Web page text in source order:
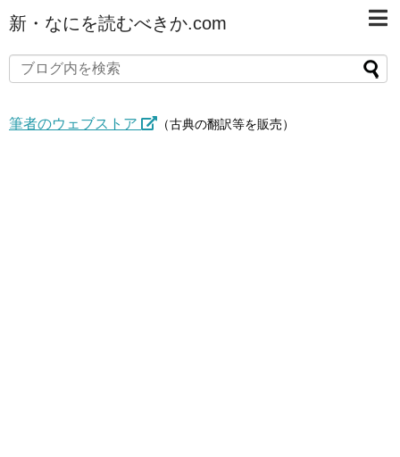
新・なにを読むべきか.com
筆者のウェブストア （古典の翻訳等を販売）